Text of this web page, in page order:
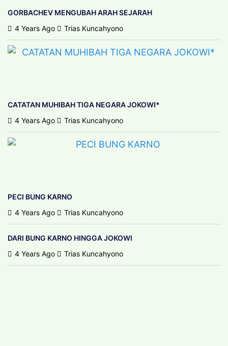
GORBACHEV MENGUBAH ARAH SEJARAH
4 Years Ago
Trias Kuncahyono
CATATAN MUHIBAH TIGA NEGARA JOKOWI*
4 Years Ago
Trias Kuncahyono
PECI BUNG KARNO
4 Years Ago
Trias Kuncahyono
DARI BUNG KARNO HINGGA JOKOWI
4 Years Ago
Trias Kuncahyono